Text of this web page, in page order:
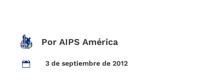
Por AIPS América
 3 de septiembre de 2012